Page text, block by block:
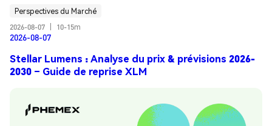
Perspectives du Marché
2026-08-07
10-15m
2026-08-07
Stellar Lumens : Analyse du prix & prévisions 2026-
2030 – Guide de reprise XLM